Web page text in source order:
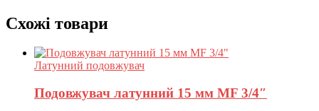
Схожі товари
Латунний подовжувач
Подовжувач латунний 15 мм MF 3/4″